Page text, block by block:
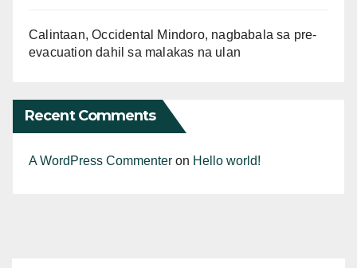
Calintaan, Occidental Mindoro, nagbabala sa pre-
evacuation dahil sa malakas na ulan
Recent Comments
A WordPress Commenter on Hello world!